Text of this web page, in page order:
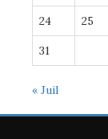
24 25
31
« Juil